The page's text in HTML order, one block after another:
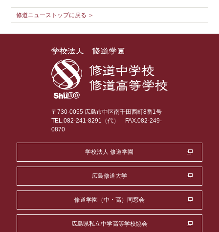
修道ニューストップに戻る ＞
〒730-0055 広島市中区南千田西町8番1号
TEL.082-241-8291（代）
FAX.082-249-
0870
学校法人 修道学園
広島修道大学
修道学園（中・高）同窓会
広島県私立中学高等学校協会